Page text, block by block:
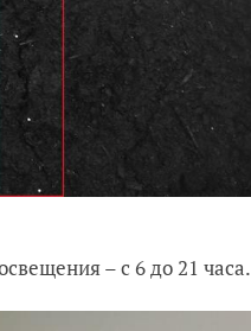
– с 6 до 21 часа.